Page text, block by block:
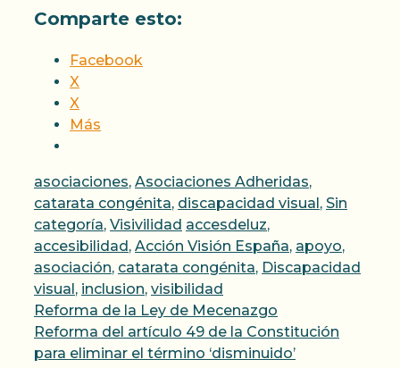
Comparte esto:
Facebook
X
X
Más
Categorías
asociaciones, Asociaciones Adheridas,
catarata congénita, discapacidad visual , Sin
categoría, Visivilidad Etiquetas
accesdeluz,
accesibilidad , Acción Visión España, apoyo,
asociación, catarata congénita, Discapacidad
visual , inclusion, visibilidad
Reforma de la Ley de Mecenazgo
Reforma del artículo 49 de la Constitución
para eliminar el término ‘disminuido’